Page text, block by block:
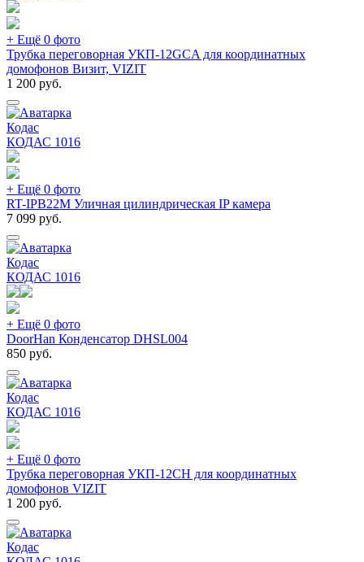
+ Ещё 0 фото
Трубка переговорная УКП-12GCA для координатных
домофонов Визит, VIZIT
1 200 руб.
Кодас
КОДАС 1016
+ Ещё 0 фото
RT-IPB22M Уличная цилиндрическая IP камера
7 099 руб.
Кодас
КОДАС 1016
+ Ещё 0 фото
DoorHan Конденсатор DHSL004
850 руб.
Кодас
КОДАС 1016
+ Ещё 0 фото
Трубка переговорная УКП-12CH для координатных
домофонов VIZIT
1 200 руб.
Кодас